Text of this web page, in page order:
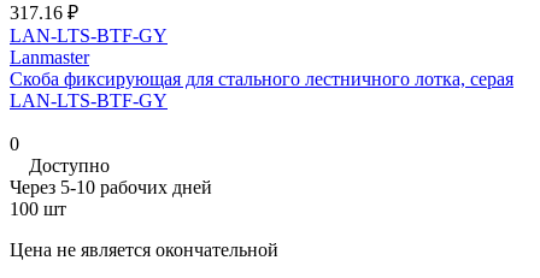
317.16 ₽
LAN-LTS-BTF-GY
Lanmaster
Скоба фиксирующая для стального лестничного лотка, серая
LAN-LTS-BTF-GY
0
Доступно
Через 5-10 рабочих дней
100 шт
Цена не является окончательной